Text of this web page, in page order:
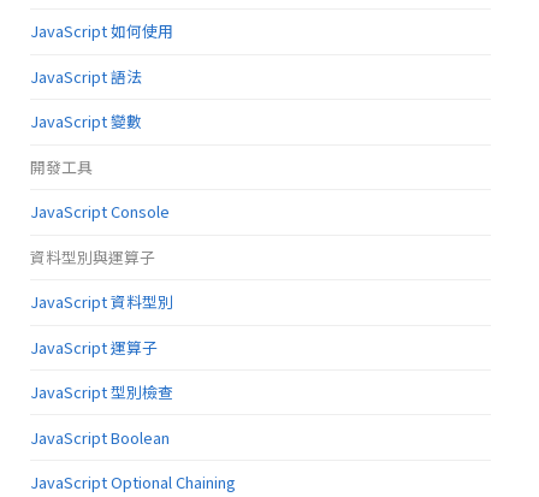
JavaScript 如何使用
JavaScript 語法
JavaScript 變數
開發工具
JavaScript Console
資料型別與運算子
JavaScript 資料型別
JavaScript 運算子
JavaScript 型別檢查
JavaScript Boolean
JavaScript Optional Chaining